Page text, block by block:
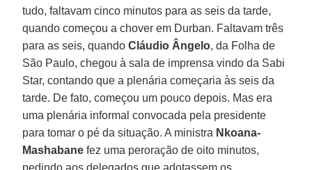
tudo, faltavam cinco minutos para as seis da tarde,
quando começou a chover em Durban. Faltavam três
para as seis, quandoCláudio Ângelo, da Folha de
São Paulo, chegou à sala de imprensa vindo da Sabi
Star, contando que a plenária começaria às seis da
tarde. De fato, começou um pouco depois. Mas era
uma plenária informal convocada pela presidente
para tomar o pé da situação. A ministra Nkoana-
Mashabanefez uma peroração de oito minutos,
pedindo aos delegados que adotassem os